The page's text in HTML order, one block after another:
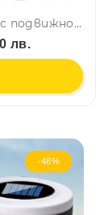
Подвижна фасунга E27 за контакт с подвижно гъвкаво рамо, преносима мултифункционална лампа, 52см, енергоспестяваща
лв.
-48%